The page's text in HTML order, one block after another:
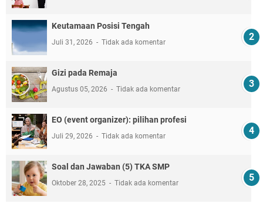
Keutamaan Posisi Tengah
Juli 31, 2026 Tidak ada komentar
Gizi pada Remaja
Agustus 05, 2026 Tidak ada komentar
EO (event organizer): pilihan profesi
Juli 29, 2026 Tidak ada komentar
Soal dan Jawaban (5) TKA SMP
Oktober 28, 2025 Tidak ada komentar